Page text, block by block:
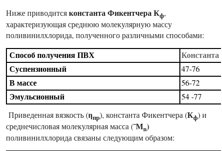
Ниже приводитсяконстанта Фикентчера Кф,
характеризующая среднюю молекулярную массу
поливинилхлорида, полученного различными способами:
Способ получения ПВХ
Суспензионный
47-76
В массе 56-72
Эмульсионный
54 -77
Приведенная вязкость (ηпр), константа Фикентчера (Кф) и
среднечисловая молекулярная масса (¯Мn)
поливинилхлорида связаны следующим образом: